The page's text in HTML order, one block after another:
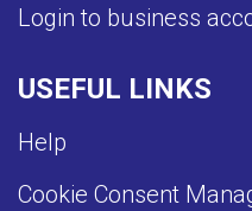
Login to business
USEFUL LINKS
Help
Cookie Consent